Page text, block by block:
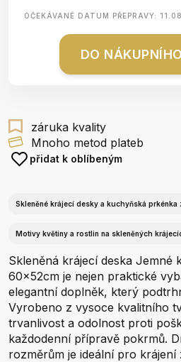
OČEKÁVANÉ DATUM PŘEPRAVY:
DO
záruka kvality
Mnoho metod plateb
přidat k oblíbeným
Skleněné krájecí desky a kuchyňská prkénka
Motivy květiny a rostlin na skleněných
Skleněná krájecí deska Jemné
60x52cm je nejen praktické
elegantní doplněk, který
Vyrobeno z vysoce kvalitního
trvanlivost a odolnost proti
každodenní přípravě pokrmů.
rozměrům je ideální pro krájení